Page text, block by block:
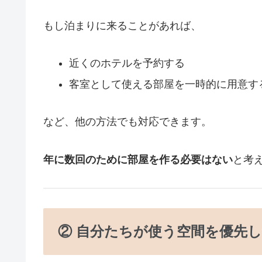
もし泊まりに来ることがあれば、
近くのホテルを予約する
客室として使える部屋を一時的に用意す
など、他の方法でも対応できます。
年に数回のために部屋を作る必要はないと考
② 自分たちが使う空間を優先